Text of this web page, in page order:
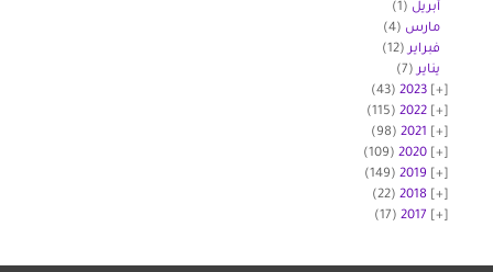
أبريل (1)
مارس (4)
فبراير(12)
يناير(7)
2023
(43)
2022
(115)
2021
(98)
2020
(109)
2019
(149)
2018
(22)
2017
(17)